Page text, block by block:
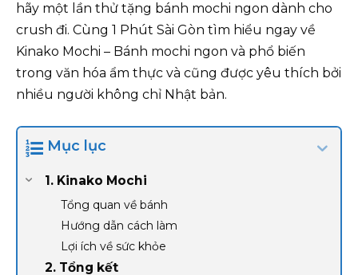
hãy một lần thử tặng bánh mochi ngon dành cho
crush đi. Cùng 1 Phút Sài Gòn tìm hiểu ngay về
Kinako Mochi – Bánh mochi ngon và phổ biến
trong văn hóa ẩm thực và cũng được yêu thích bởi
nhiều người không chỉ Nhật bản.
Mục lục
1. Kinako Mochi
Tổng quan về bánh
Hướng dẫn cách làm
Lợi ích về sức khỏe
2. Tổng kết